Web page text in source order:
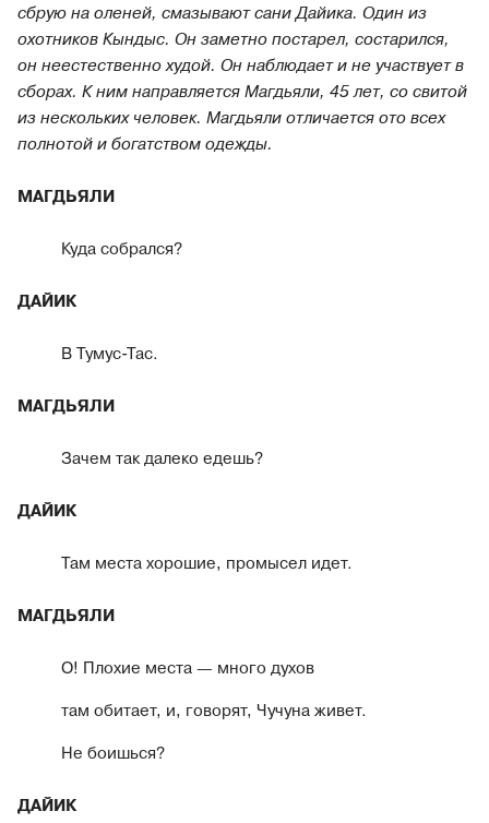
сбрую на оленей, смазывают сани Дайика. Один из
охотников Кындыс. Он заметно постарел, состарился,
он неестественно худой. Он наблюдает и не участвует в
сборах. К ним направляется Магдьяли, 45 лет, со свитой
из нескольких человек. Магдьяли отличается ото всех
полнотой и богатством одежды.
МАГДЬЯЛИ
Куда собрался?
ДАЙИК
В Тумус-Тас.
МАГДЬЯЛИ
Зачем так далеко едешь?
ДАЙИК
Там места хорошие, промысел идет.
МАГДЬЯЛИ
О! Плохие места — много духов
там обитает, и, говорят, Чучуна живет.
Не боишься?
ДАЙИК